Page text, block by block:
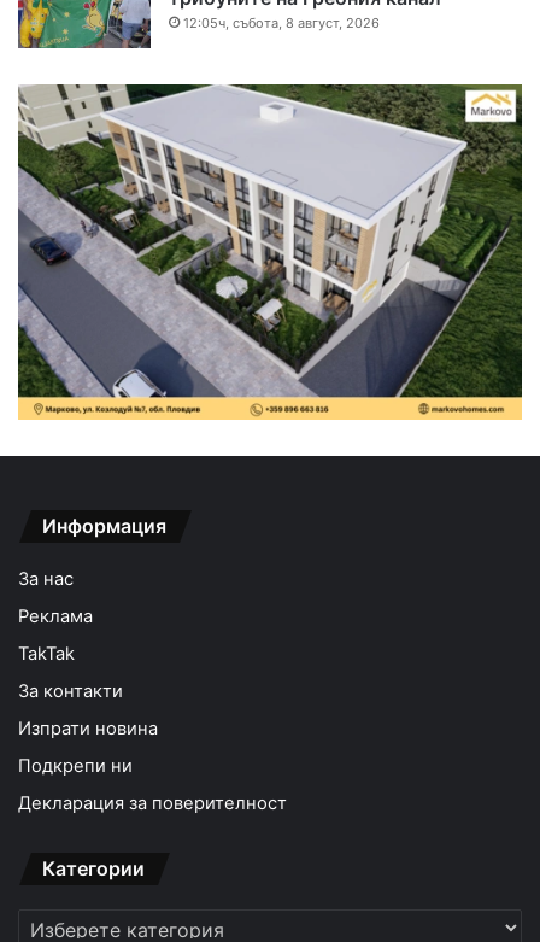
12:05ч, събота, 8 август, 2026
Информация
За нас
Реклама
TakTak
За контакти
Изпрати новина
Подкрепи ни
Декларация за поверителност
Категории
Категории